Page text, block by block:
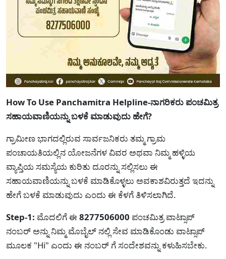
How To Use Panchamitra Helpline-ನಾಗರಿಕರು ಪಂಚಮಿತ್ರ
ಸಹಾಯವಾಣಿಯನ್ನು ಬಳಕೆ ಮಾಡುವುದು ಹೇಗೆ?
ಗ್ರಾಮೀಣ ಭಾಗದಲ್ಲಿರುವ ಸಾರ್ವಜನಿಕರು ತಮ್ಮ ಗ್ರಾಮ
ಪಂಚಾಯತಿಯಲ್ಲಿನ ಯೋಜನೆಗಳ ವಿವರ ಅಥವಾ ನಿಮ್ಮ ಹಳ್ಳಿಯ
ವ್ಯಾಪ್ತಿಯ ಸಮಸ್ಯೆಯ ಕುರಿತು ದೂರನ್ನು ಸಲ್ಲಿಸಲು ಈ
ಸಹಾಯವಾಣಿಯನ್ನು ಬಳಕೆ ಮಾಡಿಕೊಳ್ಳಲು ಅವಕಾಶವಿರುತ್ತದೆ ಇದನ್ನು
ಹೇಗೆ ಬಳಕೆ ಮಾಡುವುದು ಎಂದು ಈ ಕೆಳಗೆ ತಿಳಿಸಲಾಗಿದೆ.
Step-1: ಮೊದಲಿಗೆ ಈ 8277506000 ಪಂಚಮಿತ್ರ ವಾಟ್ಸಾಪ್
ನಂಬರ್ ಅನ್ನು ನಿಮ್ಮ ಮೊಬೈಲ್ ನಲ್ಲಿ ಸೇವ ಮಾಡಿಕೊಂಡು ವಾಟ್ಸಾಪ್
ಮೂಲಕ "Hi" ಎಂದು ಈ ನಂಬರ್ ಗೆ ಸಂದೇಶವನ್ನು ಕಳುಹಿಸಬೇಕು.